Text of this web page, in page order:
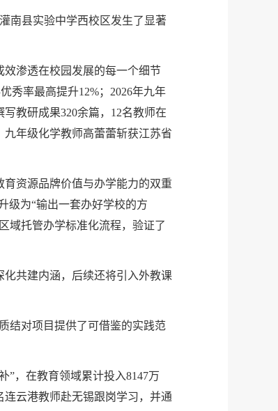
南县实验中学西校区发生了显著
渗透在校园发展的每一个细节
秀率最高提升12%；2026年九年
教研成果320余篇，12名教师在
年级化学教师高蕾蕾斩获江苏省
资源品牌价值与办学能力的双重
级为“输出一套办好学校的方
域托管办学标准化流程，验证了
共建内涵，后续还将引入外教课
结对项目提供了可借鉴的实践范
”，在教育领域累计投入8147万
连云港教师赴无锡跟岗学习，并通